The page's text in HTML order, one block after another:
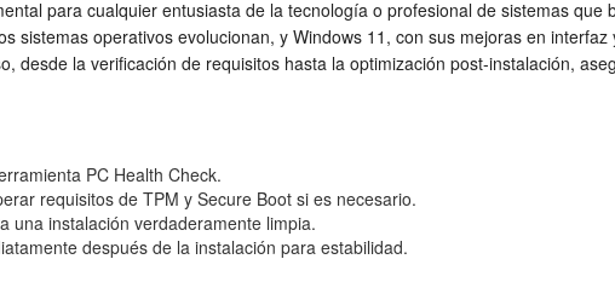
para cualquier entusiasta de la tecnología o profesional de sistemas
sistemas operativos evolucionan, y Windows 11, con sus mejoras en
desde la verificación de requisitos hasta la optimización post-instalación,
PC Health Check.
requisitos de TPM y Secure Boot si es necesario.
una instalación verdaderamente limpia.
después de la instalación para estabilidad.